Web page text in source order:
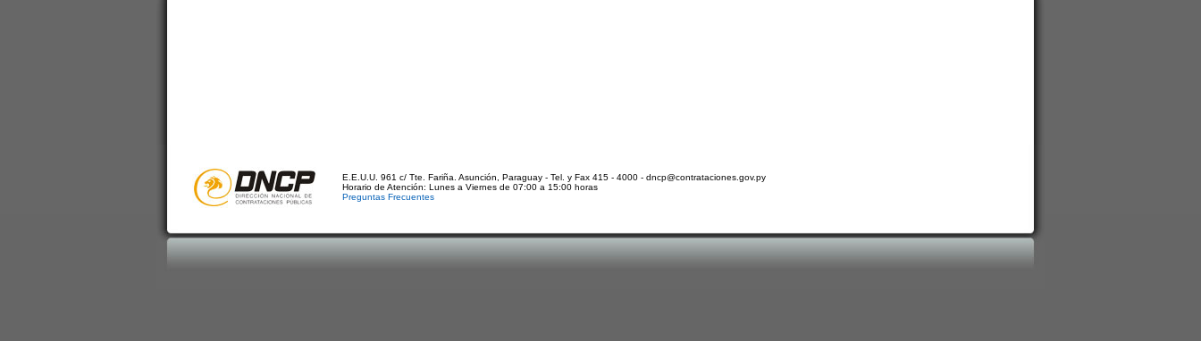
E.E.U.U. 961 c/ Tte. Fariña. Asunción, Paraguay - Tel. y Fax 415 - 4000 - dncp@contrataciones.gov.py
Horario de Atención: Lunes a Viernes de 07:00 a 15:00 horas
Preguntas Frecuentes